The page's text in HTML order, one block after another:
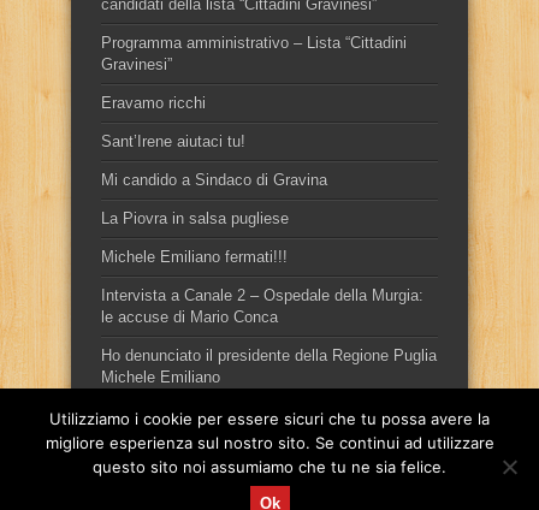
candidati della lista “Cittadini Gravinesi”
Programma amministrativo – Lista “Cittadini
Gravinesi”
Eravamo ricchi
Sant’Irene aiutaci tu!
Mi candido a Sindaco di Gravina
La Piovra in salsa pugliese
Michele Emiliano fermati!!!
Intervista a Canale 2 – Ospedale della Murgia:
le accuse di Mario Conca
Ho denunciato il presidente della Regione Puglia
Michele Emiliano
Sito ufficiale del candidato sindaco, per la città di Gravina in
Utilizziamo i cookie per essere sicuri che tu possa avere la
migliore esperienza sul nostro sito. Se continui ad utilizzare
questo sito noi assumiamo che tu ne sia felice.
Ok